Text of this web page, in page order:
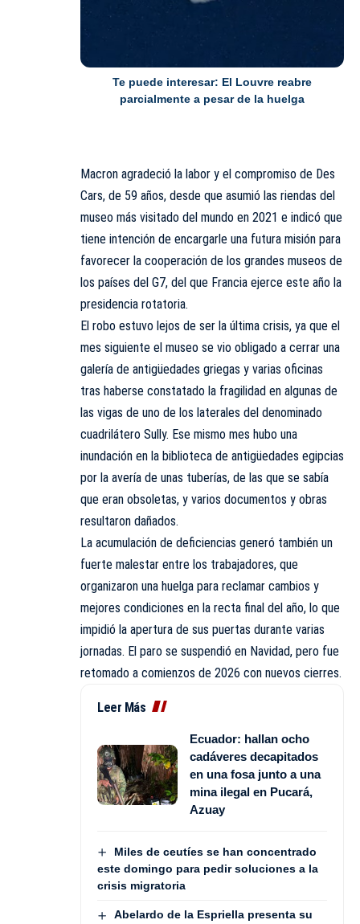
Te puede interesar: El Louvre reabre
parcialmente a pesar de la huelga
Macron agradeció la labor y el compromiso de Des
Cars, de 59 años, desde que asumió las riendas del
museo más visitado del mundo en 2021 e indicó que
tiene intención de encargarle una futura misión para
favorecer la cooperación de los grandes museos de
los países del G7, del que Francia ejerce este año la
presidencia rotatoria.
El robo estuvo lejos de ser la última crisis, ya que el
mes siguiente el museo se vio obligado a cerrar una
galería de antigüedades griegas y varias oficinas
tras haberse constatado la fragilidad en algunas de
las vigas de uno de los laterales del denominado
cuadrilátero Sully. Ese mismo mes hubo una
inundación en la biblioteca de antigüedades egipcias
por la avería de unas tuberías, de las que se sabía
que eran obsoletas, y varios documentos y obras
resultaron dañados.
La acumulación de deficiencias generó también un
fuerte malestar entre los trabajadores, que
organizaron una huelga para reclamar cambios y
mejores condiciones en la recta final del año, lo que
impidió la apertura de sus puertas durante varias
jornadas. El paro se suspendió en Navidad, pero fue
retomado a comienzos de 2026 con nuevos cierres.
Leer Más
Ecuador: hallan ocho
cadáveres decapitados
en una fosa junto a una
mina ilegal en Pucará,
Azuay
Miles de ceutíes se han concentrado
este domingo para pedir soluciones a la
crisis migratoria
Abelardo de la Espriella presenta su